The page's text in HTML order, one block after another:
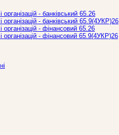
- банківський 65.26
організацій - банківський 65.9(4УКР)26
організацій - фінансовий 65.26
організацій - фінансовий 65.9(4УКР)26